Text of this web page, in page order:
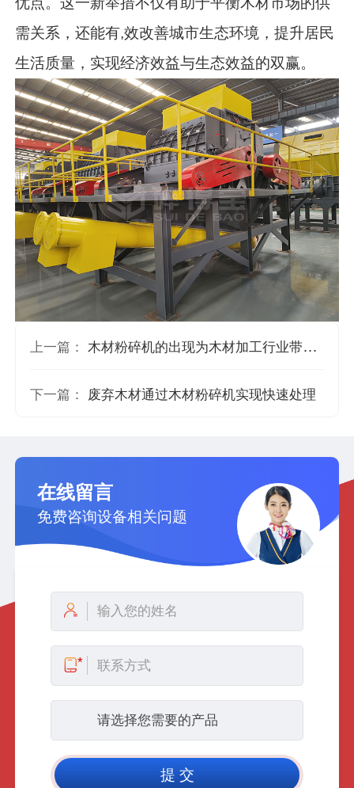
需关系，还能有,效改善城市生态环境，提升居民
生活质量，实现经济效益与生态效益的双赢。
上一篇： 木材粉碎机的出现为木材加工行业带来了新的变化
下一篇： 废弃木材通过木材粉碎机实现快速处理
在线留言
免费咨询设备相关问题